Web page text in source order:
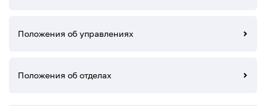
Положения об управлениях
Положения об отделах